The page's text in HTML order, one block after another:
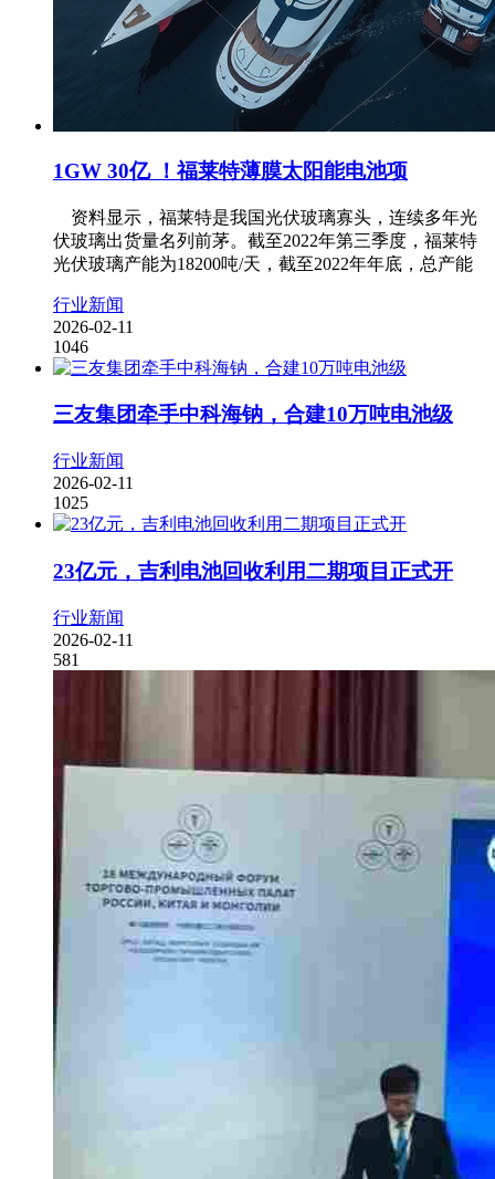
1GW 30亿 ！福莱特薄膜太阳能电池项
资料显示，福莱特是我国光伏玻璃寡头，连续多年光
伏玻璃出货量名列前茅。截至2022年第三季度，福莱特
光伏玻璃产能为18200吨/天，截至2022年年底，总产能
行业新闻
2026-02-11
1046
三友集团牵手中科海钠，合建10万吨电池级
行业新闻
2026-02-11
1025
23亿元，吉利电池回收利用二期项目正式开
行业新闻
2026-02-11
581